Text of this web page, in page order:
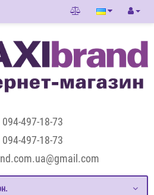
094-497-18-73
094-497-18-73